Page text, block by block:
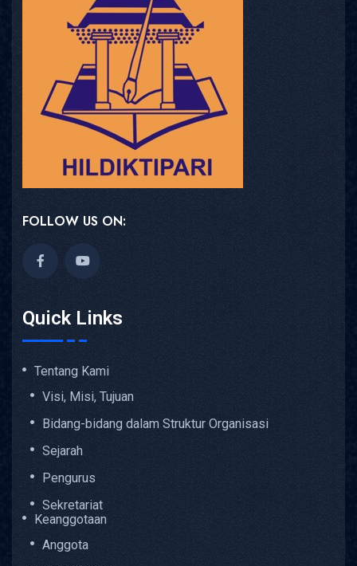
FOLLOW US ON:
Quick Links
Tentang Kami
Visi, Misi, Tujuan
Bidang-bidang dalam Struktur Organisasi
Sejarah
Pengurus
Sekretariat
Keanggotaan
Anggota